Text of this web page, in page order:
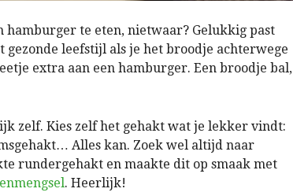
hamburger te eten, nietwaar? Gelukkig past
leefstijl als je het broodje achterwege
extra aan een hamburger. Een broodje bal,
zelf. Kies zelf het gehakt wat je lekker vindt:
Alles kan. Zoek wel altijd naar
rundergehakt en maakte dit op smaak met
. Heerlijk!